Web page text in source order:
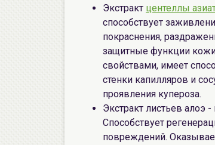
Экстракт центеллы
способствует
покраснения,
защитные функции
свойствами, имеет
стенки капилляров и
проявления купероза.
Экстракт листьев алоэ
Способствует
повреждений.